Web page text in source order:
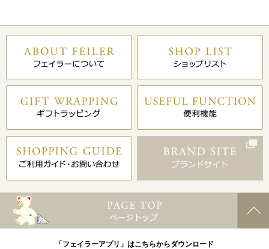
「フェイラーアプリ」はこちらからダウンロード